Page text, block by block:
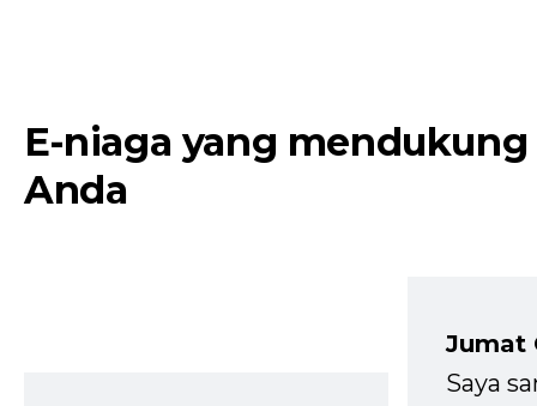
E-niaga yang mendukung
Anda
Jumat
Saya